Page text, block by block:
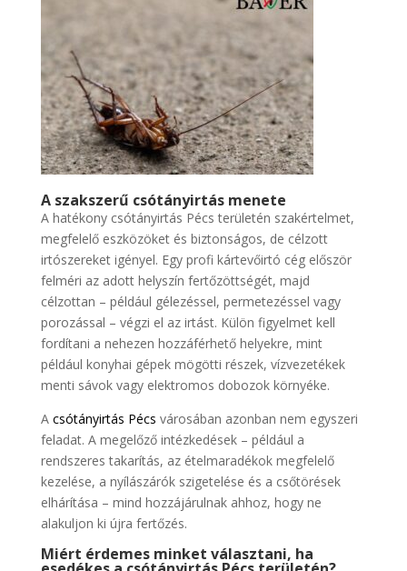
A szakszerű csótányirtás menete
A hatékony csótányirtás Pécs területén szakértelmet,
megfelelő eszközöket és biztonságos, de célzott
irtószereket igényel. Egy profi kártevőirtó cég először
felméri az adott helyszín fertőzöttségét, majd
célzottan – például gélezéssel, permetezéssel vagy
porozással – végzi el az irtást. Külön figyelmet kell
fordítani a nehezen hozzáférhető helyekre, mint
például konyhai gépek mögötti részek, vízvezetékek
menti sávok vagy elektromos dobozok környéke.
A csótányirtás Pécs városában azonban nem egyszeri
feladat. A megelőző intézkedések – például a
rendszeres takarítás, az ételmaradékok megfelelő
kezelése, a nyílászárók szigetelése és a csőtörések
elhárítása – mind hozzájárulnak ahhoz, hogy ne
alakuljon ki újra fertőzés.
Miért érdemes minket választani, ha